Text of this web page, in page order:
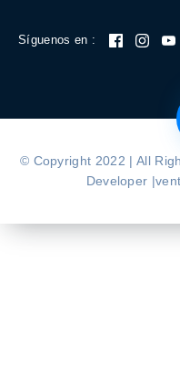
Síguenos en :
© Copyright 2022 | All
Developer